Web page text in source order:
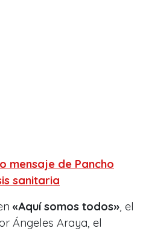
mensaje de Pancho
sanitaria
«Aquí somos todos», el
Ángeles Araya, el